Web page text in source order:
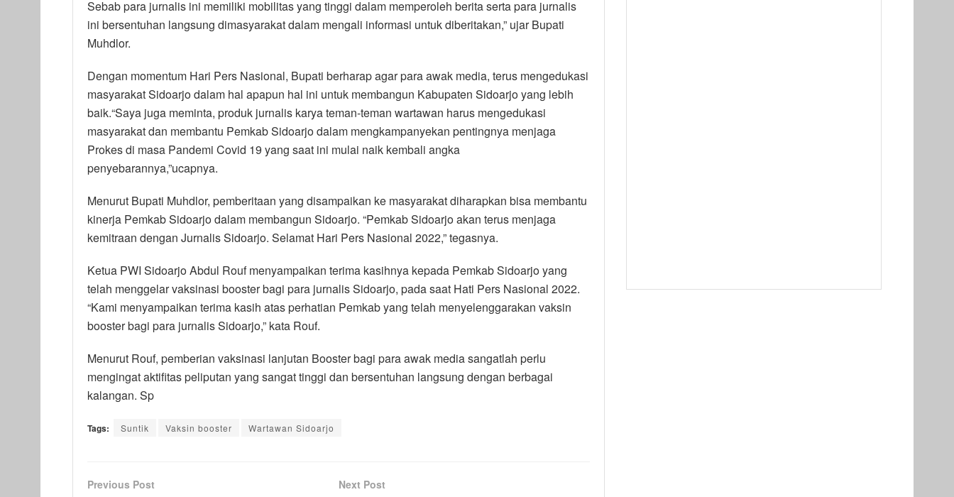
Sebab para jurnalis ini memiliki mobilitas yang tinggi dalam memperoleh berita serta para jurnalis
ini bersentuhan langsung dimasyarakat dalam mengali informasi untuk diberitakan,” ujar Bupati
Muhdlor.
Dengan momentum Hari Pers Nasional, Bupati berharap agar para awak media, terus mengedukasi
masyarakat Sidoarjo dalam hal apapun hal ini untuk membangun Kabupaten Sidoarjo yang lebih
baik.“Saya juga meminta, produk jurnalis karya teman-teman wartawan harus mengedukasi
masyarakat dan membantu Pemkab Sidoarjo dalam mengkampanyekan pentingnya menjaga
Prokes di masa Pandemi Covid 19 yang saat ini mulai naik kembali angka
penyebarannya,”ucapnya.
Menurut Bupati Muhdlor, pemberitaan yang disampaikan ke masyarakat diharapkan bisa membantu
kinerja Pemkab Sidoarjo dalam membangun Sidoarjo. “Pemkab Sidoarjo akan terus menjaga
kemitraan dengan Jurnalis Sidoarjo. Selamat Hari Pers Nasional 2022,” tegasnya.
Ketua PWI Sidoarjo Abdul Rouf menyampaikan terima kasihnya kepada Pemkab Sidoarjo yang
telah menggelar vaksinasi booster bagi para jurnalis Sidoarjo, pada saat Hati Pers Nasional 2022.
“Kami menyampaikan terima kasih atas perhatian Pemkab yang telah menyelenggarakan vaksin
booster bagi para jurnalis Sidoarjo,” kata Rouf.
Menurut Rouf, pemberian vaksinasi lanjutan Booster bagi para awak media sangatlah perlu
mengingat aktifitas peliputan yang sangat tinggi dan bersentuhan langsung dengan berbagai
kalangan. Sp
Tags: Suntik Vaksin booster Wartawan Sidoarjo
Previous Post Next Post